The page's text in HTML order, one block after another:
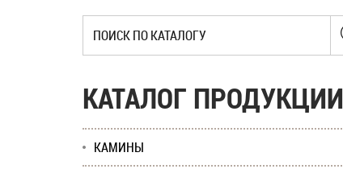
КАТАЛОГ ПРОДУКЦИИ
КАМИНЫ